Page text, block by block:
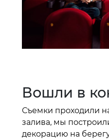
Вошли в
Съемки проходили
залива, мы
декорацию на